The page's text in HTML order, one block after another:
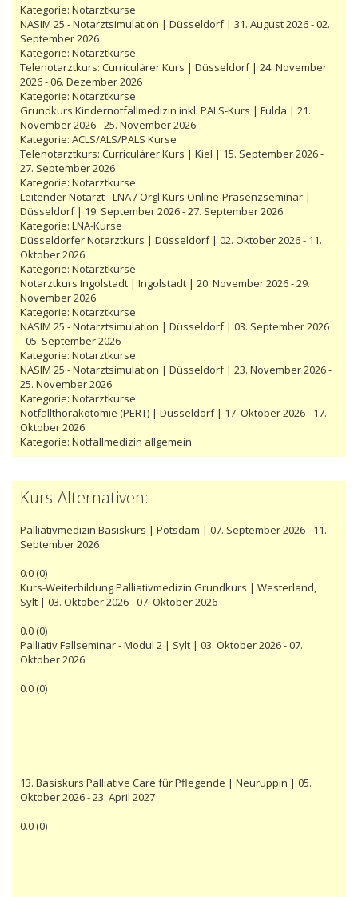
Kategorie: Notarztkurse
NASIM 25 - Notarztsimulation | Düsseldorf | 31. August 2026 - 02.
September 2026
Kategorie: Notarztkurse
Telenotarztkurs: Curriculärer Kurs | Düsseldorf | 24. November
2026 - 06. Dezember 2026
Kategorie: Notarztkurse
Grundkurs Kindernotfallmedizin inkl. PALS-Kurs | Fulda | 21.
November 2026 - 25. November 2026
Kategorie: ACLS/ALS/PALS Kurse
Telenotarztkurs: Curriculärer Kurs | Kiel | 15. September 2026 -
27. September 2026
Kategorie: Notarztkurse
Leitender Notarzt - LNA / Orgl Kurs Online-Präsenzseminar |
Düsseldorf | 19. September 2026 - 27. September 2026
Kategorie: LNA-Kurse
Düsseldorfer Notarztkurs | Düsseldorf | 02. Oktober 2026 - 11.
Oktober 2026
Kategorie: Notarztkurse
Notarztkurs Ingolstadt | Ingolstadt | 20. November 2026 - 29.
November 2026
Kategorie: Notarztkurse
NASIM 25 - Notarztsimulation | Düsseldorf | 03. September 2026
- 05. September 2026
Kategorie: Notarztkurse
NASIM 25 - Notarztsimulation | Düsseldorf | 23. November 2026 -
25. November 2026
Kategorie: Notarztkurse
Notfallthorakotomie (PERT) | Düsseldorf | 17. Oktober 2026 - 17.
Oktober 2026
Kategorie: Notfallmedizin allgemein
Kurs-Alternativen:
Palliativmedizin Basiskurs | Potsdam | 07. September 2026 - 11.
September 2026
0.0(0)
Kurs-Weiterbildung Palliativmedizin Grundkurs | Westerland,
Sylt | 03. Oktober 2026 - 07. Oktober 2026
0.0(0)
Palliativ Fallseminar - Modul 2 | Sylt | 03. Oktober 2026 - 07.
Oktober 2026
0.0(0)
13. Basiskurs Palliative Care für Pflegende | Neuruppin | 05.
Oktober 2026 - 23. April 2027
0.0(0)